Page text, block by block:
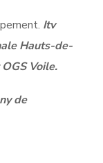
Itv
Hauts-de-
Voile.
de